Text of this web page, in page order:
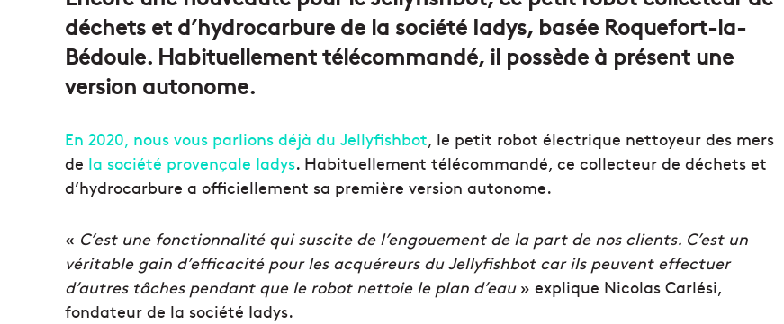
déchets et d’hydrocarbure de la société Iadys, basée Roquefort-la-
Bédoule. Habituellement télécommandé, il possède à présent une
version autonome.
En 2020, nous vous parlions déjà du Jellyfishbot, le petit robot électrique nettoyeur des mers
de la société provençale Iadys. Habituellement télécommandé, ce collecteur de déchets et
d’hydrocarbure a officiellement sa première version autonome.
« C’est une fonctionnalité qui suscite de l’engouement de la part de nos clients. C’est un
véritable gain d’efficacité pour les acquéreurs du Jellyfishbot car ils peuvent effectuer
d’autres tâches pendant que le robot nettoie le plan d’eau» explique Nicolas Carlési,
fondateur de la société Iadys.